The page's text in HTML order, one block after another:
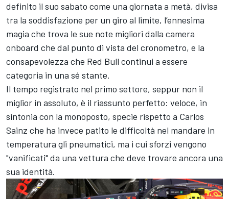
definito il suo sabato come una giornata a metà, divisa
tra la soddisfazione per un giro al limite, l’ennesima
magia che trova le sue note migliori dalla camera
onboard che dal punto di vista del cronometro, e la
consapevolezza che Red Bull continui a essere
categoria in una sé stante.
Il tempo registrato nel primo settore, seppur non il
miglior in assoluto, è il riassunto perfetto: veloce, in
sintonia con la monoposto, specie rispetto a Carlos
Sainz che ha invece patito le difficoltà nel mandare in
temperatura gli pneumatici, ma i cui sforzi vengono
"vanificati" da una vettura che deve trovare ancora una
sua identità.